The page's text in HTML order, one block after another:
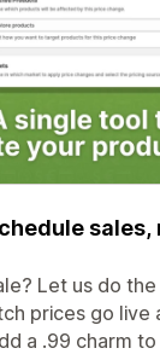
Let us do
prices go
a .99 charm